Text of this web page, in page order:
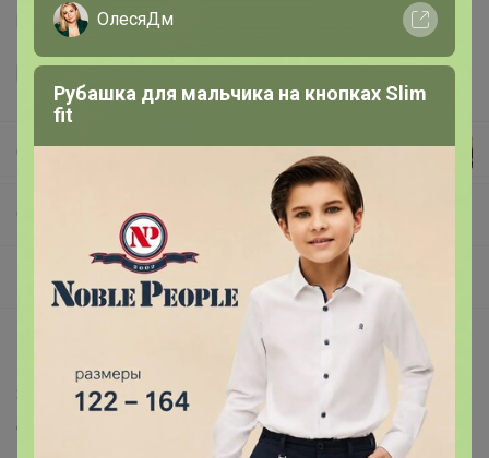
регламентом выкупаи соглашаетесь с договором оферты
СЛАДКАЯ
⚡️ SALE⚡️ Распродажа скидки до 50%
За этой разделочной доской легко ухаживать, она
долговечна, бережна к ножам и ее можно мыть в
ОлесяДм
Рубашка для мальчика на кнопках Slim
fit